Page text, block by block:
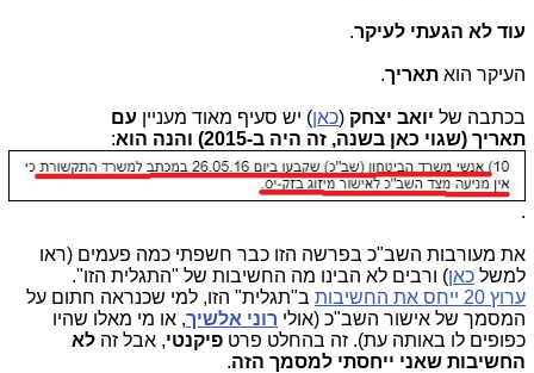
עוד לא הגעתי לעיקר.
העיקר הוא תאריך.
בכתבה של יואב יצחק (כאן) יש סעיף מאוד מעניין עם
תאריך (שגוי כאן בשנה, זה היה ב-2015) והנה הוא
:
.
את מעורבות השב"כ בפרשה הזו כבר חשפתי כמה פעמים (ראו
למשל כאן) ורבים לא הבינו מה החשיבות של "התגלית הזו".
ערוץ 20 ייחס את החשיבות
ב"תגלית" הזו, למי שכנראה חתום על
המסמך של אישור השב"כ (אולי רוני אלשיך, או מי מאלו שהיו
כפופים לו באותה עת). זה בהחלט פרט פיקנטי, אבל זה לא
החשיבות שאני ייחסתי למסמך הזה.